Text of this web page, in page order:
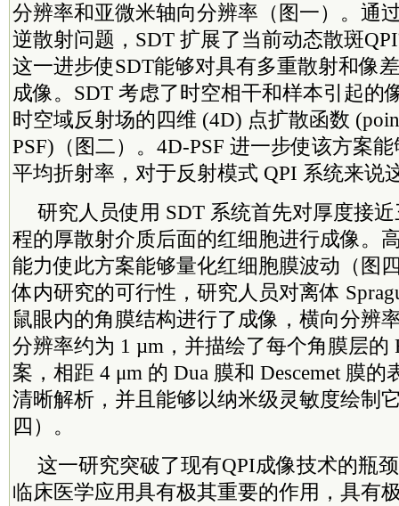
分辨率和亚微米轴向分辨率（图一）。通
逆散射问题，SDT 扩展了当前动态散斑
这一进步使SDT能够对具有多重散射和像
成像。SDT 考虑了时空相干和样本引起的
时空域反射场的四维 (4D) 点扩散函数
PSF)（图二）。4D-PSF 进一步使该方案
平均折射率，对于反射模式 QPI 系统来说
研究人员使用 SDT 系统首先对厚度接
程的厚散射介质后面的红细胞进行成像。
能力使此方案能够量化红细胞膜波动（图
体内研究的可行性，研究人员对离体
鼠眼内的角膜结构进行了成像，横向分辨
分辨率约为 1 µm，并描绘了每个角膜层的
案，相距 4 μm 的 Dua 膜和 Descemet 膜
清晰解析，并且能够以纳米级灵敏度绘制
四）。
这一研究突破了现有QPI成像技术的瓶
临床医学应用具有极其重要的作用，具有